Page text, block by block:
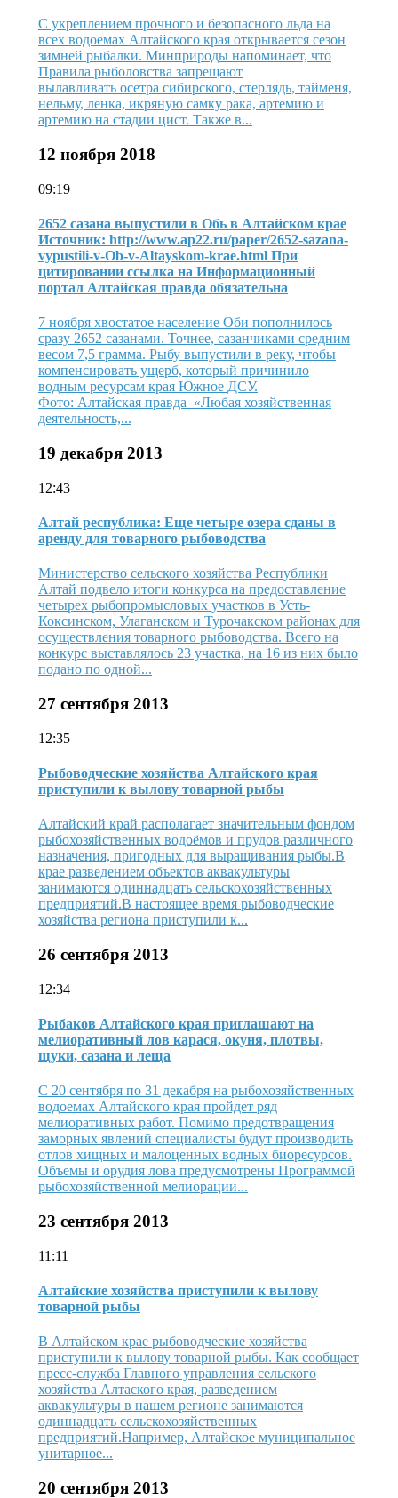
С укреплением прочного и безопасного льда на
всех водоемах Алтайского края открывается сезон
зимней рыбалки. Минприроды напоминает, что
Правила рыболовства запрещают
вылавливать осетра сибирского, стерлядь, тайменя,
нельму, ленка, икряную самку рака, артемию и
артемию на стадии цист. Также в...
12 ноября 2018
09:19
2652 сазана выпустили в Обь в Алтайском крае
Источник: http://www.ap22.ru/paper/2652-sazana-
vypustili-v-Ob-v-Altayskom-krae.html При
цитировании ссылка на Информационный
портал Алтайская правда обязательна
7 ноября хвостатое население Оби пополнилось
сразу 2652 сазанами. Точнее, сазанчиками средним
весом 7,5 грамма. Рыбу выпустили в реку, чтобы
компенсировать ущерб, который причинило
водным ресурсам края Южное ДСУ.
Фото: Алтайская правда «Любая хозяйственная
деятельность,...
19 декабря 2013
12:43
Алтай республика: Еще четыре озера сданы в
аренду для товарного рыбоводства
Министерство сельского хозяйства Республики
Алтай подвело итоги конкурса на предоставление
четырех рыбопромысловых участков в Усть-
Коксинском, Улаганском и Турочакском районах для
осуществления товарного рыбоводства. Всего на
конкурс выставлялось 23 участка, на 16 из них было
подано по одной...
27 сентября 2013
12:35
Рыбоводческие хозяйства Алтайского края
приступили к вылову товарной рыбы
Алтайский край располагает значительным фондом
рыбохозяйственных водоёмов и прудов различного
назначения, пригодных для выращивания рыбы.В
крае разведением объектов аквакультуры
занимаются одиннадцать сельскохозяйственных
предприятий.В настоящее время рыбоводческие
хозяйства региона приступили к...
26 сентября 2013
12:34
Рыбаков Алтайского края приглашают на
мелиоративный лов карася, окуня, плотвы,
щуки, сазана и леща
С 20 сентября по 31 декабря на рыбохозяйственных
водоемах Алтайского края пройдет ряд
мелиоративных работ. Помимо предотвращения
заморных явлений специалисты будут производить
отлов хищных и малоценных водных биоресурсов.
Объемы и орудия лова предусмотрены Программой
рыбохозяйственной мелиорации...
23 сентября 2013
11:11
Алтайские хозяйства приступили к вылову
товарной рыбы
В Алтайском крае рыбоводческие хозяйства
приступили к вылову товарной рыбы. Как сообщает
пресс-служба Главного управления сельского
хозяйства Алтаского края, разведением
аквакультуры в нашем регионе занимаются
одиннадцать сельскохозяйственных
предприятий.Например, Алтайское муниципальное
унитарное...
20 сентября 2013